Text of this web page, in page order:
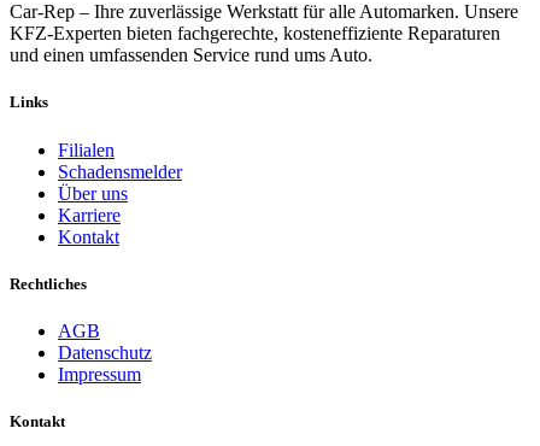
Car-Rep – Ihre zuverlässige Werkstatt für alle Automarken. Unsere
KFZ-Experten bieten fachgerechte, kosteneffiziente Reparaturen
und einen umfassenden Service rund ums Auto.
Links
Filialen
Schadensmelder
Über uns
Karriere
Kontakt
Rechtliches
AGB
Datenschutz
Impressum
Kontakt